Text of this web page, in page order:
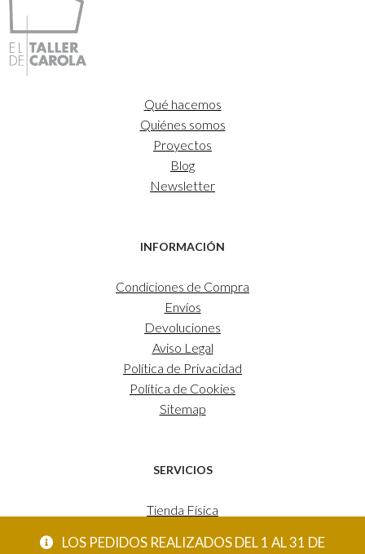
LOS PEDIDOS REALIZADOS DEL 1 AL 31 DE
Qué hacemos
Quiénes somos
Proyectos
Blog
Newsletter
INFORMACIÓN
Condiciones de Compra
Envíos
Devoluciones
Aviso Legal
Política de Privacidad
Política de Cookies
Sitemap
SERVICIOS
Tienda Física
Tienda Online